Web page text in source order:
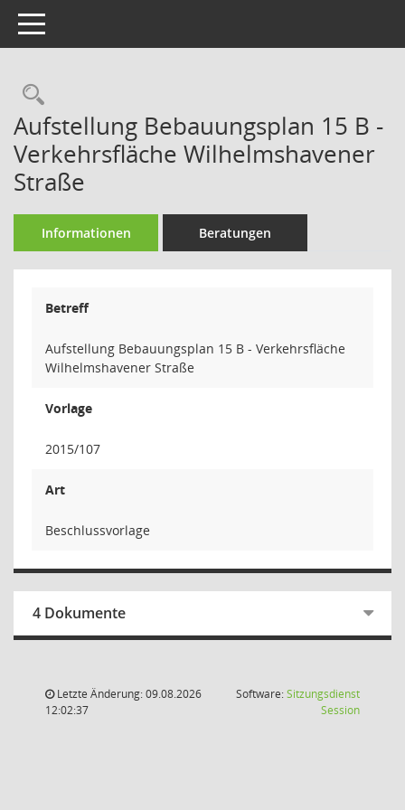
Toggle navigation
Rechercheauswahl
Aufstellung Bebauungsplan 15 B -
Verkehrsfläche Wilhelmshavener
Straße
Informationen Beratungen
Betreff
Aufstellung Bebauungsplan 15 B - Verkehrsfläche
Wilhelmshavener Straße
Vorlage
2015/107
Art
Beschlussvorlage
4 Dokumente
Letzte Änderung: 09.08.2026
12:02:37
Software:Sitzungsdienst
Session(Wird in